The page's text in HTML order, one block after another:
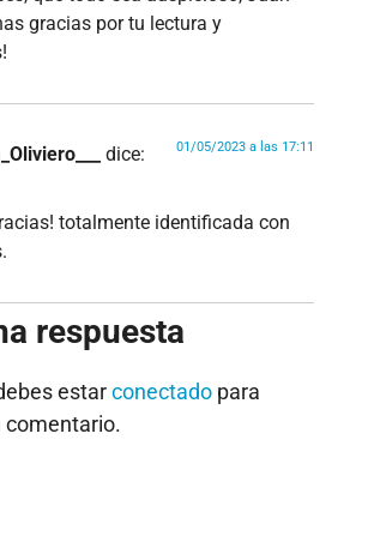
gracias por tu lectura y
dice: 01/05/2023 a las 17:11
totalmente identificada con
respuesta
estarconectado para
comentario.